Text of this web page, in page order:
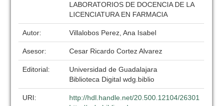
LABORATORIOS DE DOCENCIA DE LA
LICENCIATURA EN FARMACIA
Autor: Villalobos Perez, Ana Isabel
Asesor: Cesar Ricardo Cortez Alvarez
Editorial:
Universidad de Guadalajara
Biblioteca Digital wdg.biblio
URI:
http://hdl.handle.net/20.500.12104/26301